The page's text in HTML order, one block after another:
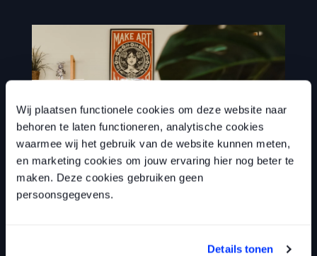
Wij plaatsen functionele cookies om deze website naar
behoren te laten functioneren, analytische cookies
waarmee wij het gebruik van de website kunnen meten,
en marketing cookies om jouw ervaring hier nog beter te
maken. Deze cookies gebruiken geen
persoonsgegevens.
Details tonen
Structured data
van je website door aanvullende informatie toe te